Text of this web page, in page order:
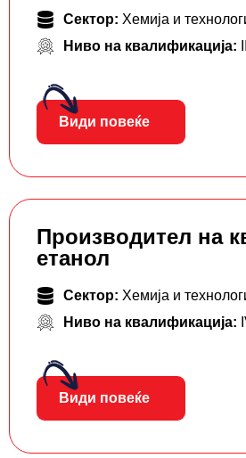
Сектор: Хемија и
Ниво на квалификација:
Види повеќе
Производител на
етанол
Сектор: Хемија и
Ниво на квалификација:
Види повеќе